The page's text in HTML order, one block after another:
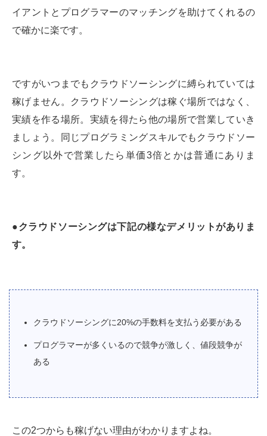
イアントとプログラマーのマッチングを助けてくれるの
で確かに楽です。
ですがいつまでもクラウドソーシングに縛られていては
稼げません。クラウドソーシングは稼ぐ場所ではなく、
実績を作る場所。実績を得たら他の場所で営業していき
ましょう。同じプログラミングスキルでもクラウドソー
シング以外で営業したら単価3倍とかは普通にありま
す。
●クラウドソーシングは下記の様なデメリットがありま
す。
クラウドソーシングに20%の手数料を支払う必要がある
プログラマーが多くいるので競争が激しく、値段競争が
ある
この2つからも稼げない理由がわかりますよね。